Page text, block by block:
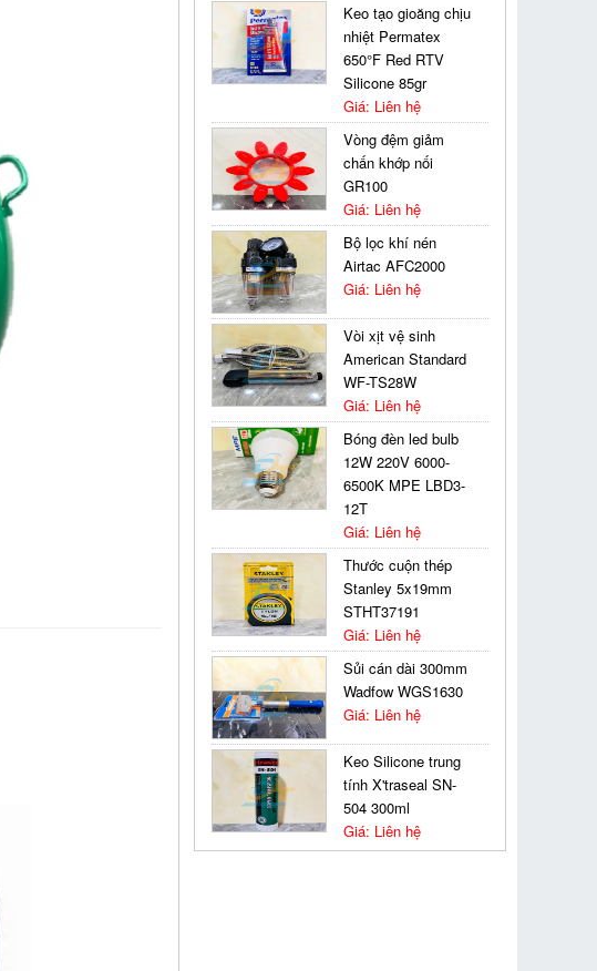
Keo tạo gioăng chịu
nhiệt Permatex
650°F Red RTV
Silicone 85gr
Giá: Liên hệ
Vòng đệm giảm
chấn khớp nối
GR100
Giá: Liên hệ
Bộ lọc khí nén
Airtac AFC2000
Giá: Liên hệ
Vòi xịt vệ sinh
American Standard
WF-TS28W
Giá: Liên hệ
Bóng đèn led bulb
12W 220V 6000-
6500K MPE LBD3-
12T
Giá: Liên hệ
Thước cuộn thép
Stanley 5x19mm
STHT37191
Giá: Liên hệ
Sủi cán dài 300mm
Wadfow WGS1630
Giá: Liên hệ
Keo Silicone trung
tính X'traseal SN-
504 300ml
Giá: Liên hệ